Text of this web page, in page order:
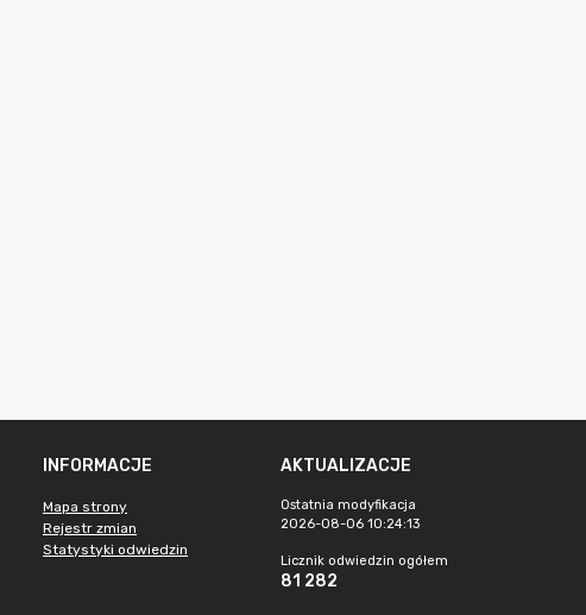
INFORMACJE
Mapa strony
Rejestr zmian
Statystyki odwiedzin
AKTUALIZACJE
Ostatnia modyfikacja
2026-08-06 10:24:13
Licznik odwiedzin ogółem
81 282